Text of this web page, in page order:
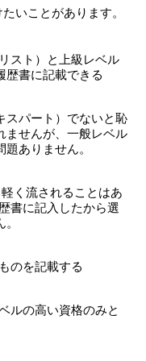
いことがあります。
スト）と上級レベル
歴書に記載できる
スパート）でないと恥
ませんが、一般レベル
題ありません。
く流されることはあ
書に記入したから選
のを記載する
ルの高い資格のみと